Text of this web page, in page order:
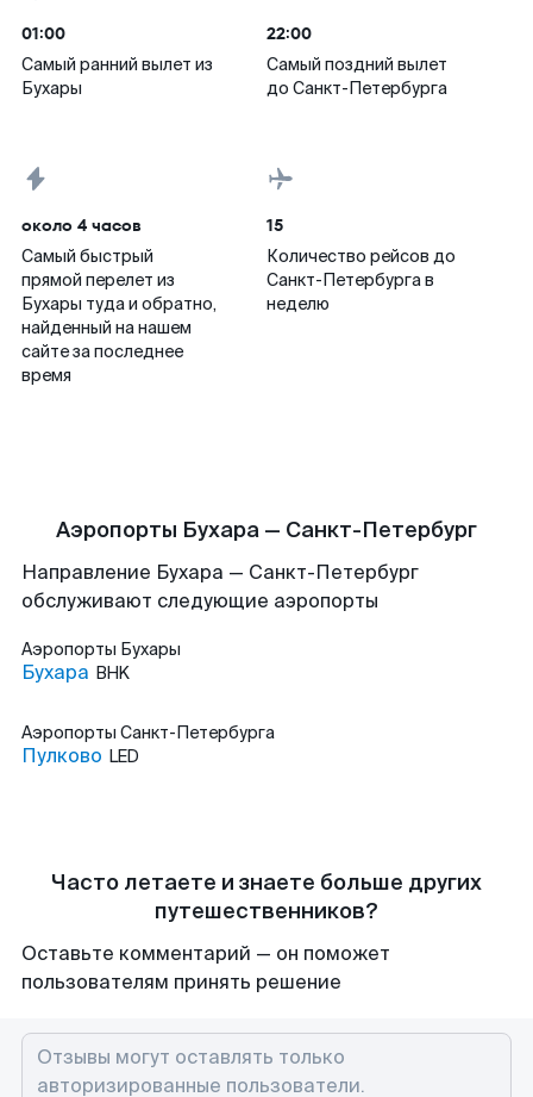
01:00
Самый ранний вылет из
Бухары
22:00
Самый поздний вылет
до Санкт-Петербурга
около 4 часов
Самый быстрый
прямой перелет из
Бухары туда и обратно,
найденный на нашем
сайте за последнее
время
15
Количество рейсов до
Санкт-Петербурга в
неделю
Аэропорты Бухара — Санкт-Петербург
Направление Бухара — Санкт-Петербург
обслуживают следующие аэропорты
Аэропорты Бухары
Бухара BHK
Аэропорты Санкт-Петербурга
Пулково LED
Часто летаете и знаете больше других
путешественников?
Оставьте комментарий — он поможет
пользователям принять решение